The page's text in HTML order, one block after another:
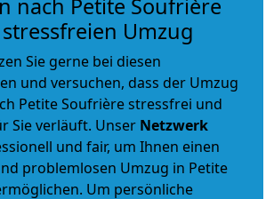
nach Petite Soufrière
Umzug
Sie gerne bei diesen
und versuchen, dass der Umzug
Petite Soufrière stressfrei und
Sie verläuft. Unser Netzwerk
und fair, um Ihnen einen
problemlosen Umzug in Petite
Um persönliche